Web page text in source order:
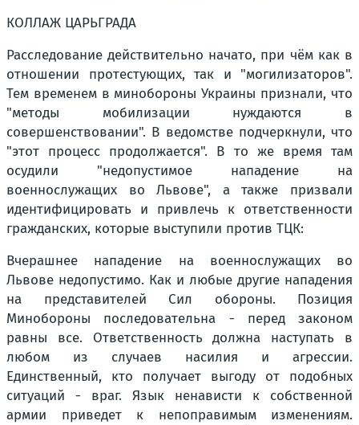
КОЛЛАЖ ЦАРЬГРАДА
Расследование действительно начато, при чём как в
отношении протестующих, так и "могилизаторов".
Тем временем в минобороны Украины признали, что
"методы мобилизации нуждаются в
совершенствовании". В ведомстве подчеркнули, что
"этот процесс продолжается". В то же время там
осудили "недопустимое нападение на
военнослужащих во Львове", а также призвали
идентифицировать и привлечь к ответственности
гражданских, которые выступили против ТЦК:
Вчерашнее нападение на военнослужащих во
Львове недопустимо. Как и любые другие нападения
на представителей Сил обороны. Позиция
Минобороны последовательна - перед законом
равны все. Ответственность должна наступать в
любом из случаев насилия и агрессии.
Единственный, кто получает выгоду от подобных
ситуаций - враг. Язык ненависти к собственной
армии приведет к непоправимым изменениям.